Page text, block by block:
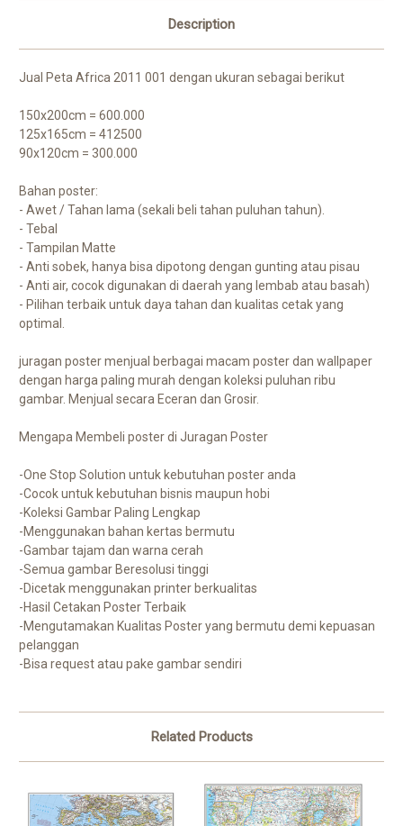
Description
Jual Peta Africa 2011 001 dengan ukuran sebagai berikut
150x200cm = 600.000
125x165cm = 412500
90x120cm = 300.000
Bahan poster:
- Awet / Tahan lama (sekali beli tahan puluhan tahun).
- Tebal
- Tampilan Matte
- Anti sobek, hanya bisa dipotong dengan gunting atau pisau
- Anti air, cocok digunakan di daerah yang lembab atau basah)
- Pilihan terbaik untuk daya tahan dan kualitas cetak yang
optimal.
juragan poster menjual berbagai macam poster dan wallpaper
dengan harga paling murah dengan koleksi puluhan ribu
gambar. Menjual secara Eceran dan Grosir.
Mengapa Membeli poster di Juragan Poster
-One Stop Solution untuk kebutuhan poster anda
-Cocok untuk kebutuhan bisnis maupun hobi
-Koleksi Gambar Paling Lengkap
-Menggunakan bahan kertas bermutu
-Gambar tajam dan warna cerah
-Semua gambar Beresolusi tinggi
-Dicetak menggunakan printer berkualitas
-Hasil Cetakan Poster Terbaik
-Mengutamakan Kualitas Poster yang bermutu demi kepuasan
pelanggan
-Bisa request atau pake gambar sendiri
Related Products